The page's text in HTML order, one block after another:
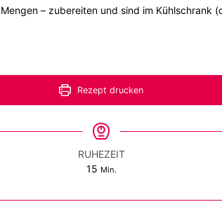
– zubereiten und sind im Kühlschrank
Rezept drucken
RUHEZEIT
15Minuten
Min.